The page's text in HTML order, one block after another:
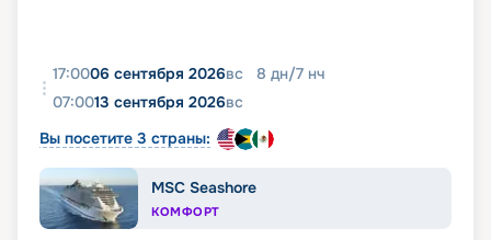
17:0006 сентября 2026вс 8 дн/7 нч
07:0013 сентября 2026вс
Вы посетите 3 страны:
MSC Seashore
КОМФОРТ